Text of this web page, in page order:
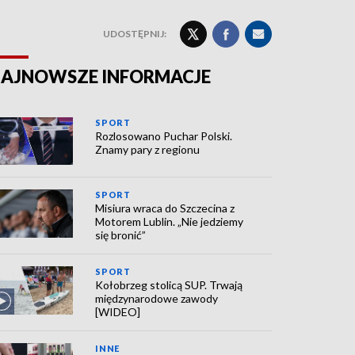
UDOSTĘPNIJ:
INFORMACJE
SPORT
Rozlosowano Puchar Polski.
Znamy pary z regionu
SPORT
Misiura wraca do Szczecina z
Motorem Lublin. „Nie jedziemy
się bronić”
SPORT
Kołobrzeg stolicą SUP. Trwają
międzynarodowe zawody
[WIDEO]
INNE